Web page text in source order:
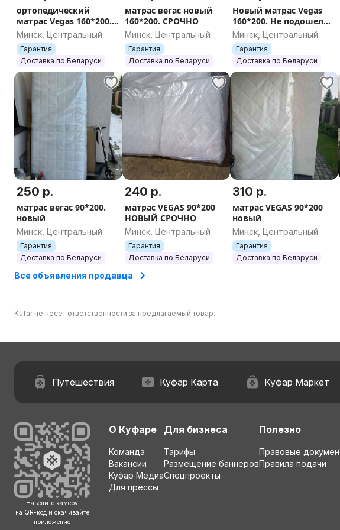
ортопедический
матрас Vegas 160*200.
Повреждена упаковка.
Чистый. Срочно
Доставка по РБ
Минск, Центральный
Гарантия
Доставка по Беларуси
матрас вегас новый
160*200. СРОЧНО
Минск, Центральный
Гарантия
Доставка по Беларуси
Новый матрас Vegas
160*200. Не подошел
по размеру
Минск, Центральный
Гарантия
Доставка по Беларуси
250 р.
матрас вегас 90*200.
новый
Минск, Центральный
Гарантия
Доставка по Беларуси
240 р.
матрас VEGAS 90*200
НОВЫЙ СРОЧНО
Минск, Центральный
Гарантия
Доставка по Беларуси
310 р.
матрас VEGAS 90*200
новый
Минск, Центральный
Гарантия
Доставка по Беларуси
Все объявления продавца
Kufar не несет ответственности за предлагаемый товар.
Путешествия Куфар Карта Куфар Маркет
Наведите камеру
на QR-код и скачивайте
приложение
О Куфаре
Команда
Вакансии
Куфар Медиа
Для прессы
Для бизнеса
Тарифы
Размещение баннеров
Спецпроекты
Полезно
Правовые
Правила подачи